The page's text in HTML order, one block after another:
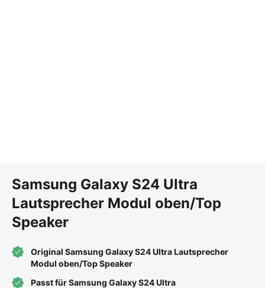
Samsung Galaxy S24 Ultra
Lautsprecher Modul oben/Top
Speaker
Original Samsung Galaxy S24 Ultra Lautsprecher
Modul oben/Top Speaker
Passt für Samsung Galaxy S24 Ultra